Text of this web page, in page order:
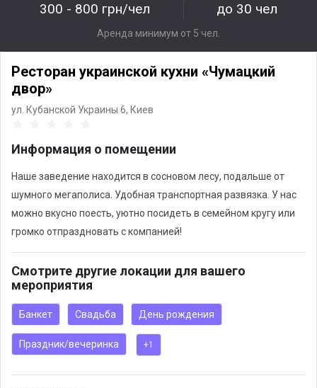
300 - 800 грн/чел до 30 чел
Аренда минимум от 5 чел.
Ресторан украинской кухни «Чумацкий
двор»
ул. Кубанской Украины 6, Киев
Информация о помещении
Наше заведение находится в сосновом лесу, подальше от
шумного мегаполиса. Удобная транспортная развязка. У нас
можно вкусно поесть, уютно посидеть в семейном кругу или
громко отпраздновать с компанией!
Смотрите другие локации для вашего
мероприятия
Банкет Свадьба День рождения
Праздник/вечеринка +1